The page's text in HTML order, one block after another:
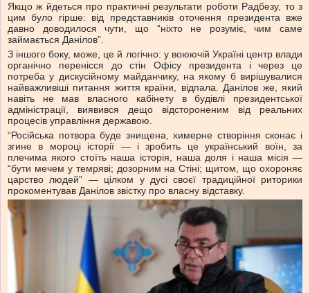
Якщо ж йдеться про практичні результати роботи Радбезу, то з
цим було гірше: від представників оточення президента вже
давно доводилося чути, що “ніхто не розуміє, чим саме
займається Данілов”.
З іншого боку, може, це й логічно: у воюючій Україні центр влади
органічно перенісся до стін Офісу президента і через це
потреба у дискусійному майданчику, на якому б вирішувалися
найважливіші питання життя країни, відпала. Данілов же, який
навіть не мав власного кабінету в будівлі президентської
адміністрації, виявився дещо відстороненим від реальних
процесів управління державою.
“Російська потвора буде знищена, химерне створіння сконає і
згине в мороці історії — і зробить це український воїн, за
плечима якого стоїть наша історія, наша доля і наша місія —
“бути мечем у темряві; дозорним на Стіні; щитом, що охороняє
царство людей” — цілком у дусі своєї традиційної риторики
прокоментував Данілов звістку про власну відставку.